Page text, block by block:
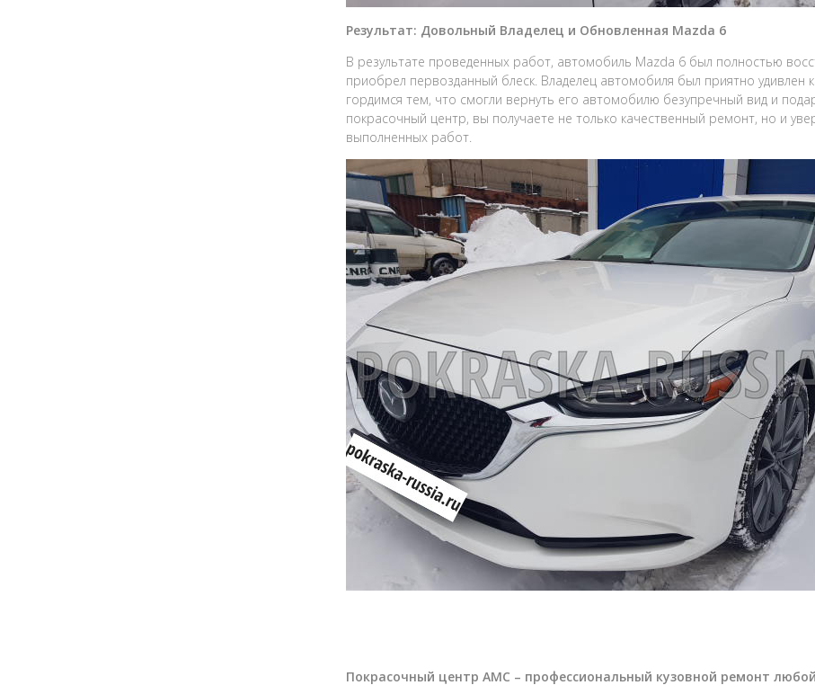
Результат: Довольный Владелец и Обновленная Mazda 6
В результате проведенных работ, автомобиль Mazda 6 был полностью
приобрел первозданный блеск. Владелец автомобиля был приятно
гордимся тем, что смогли вернуть его автомобилю безупречный вид и
покрасочный центр, вы получаете не только качественный ремонт, но и
выполненных работ.
Покрасочный центр АМС – профессиональный кузовной ремонт